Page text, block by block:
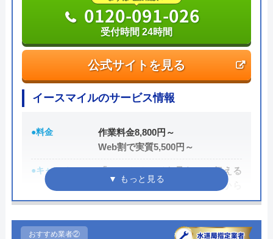
公式サイトを見る
0120-091-026
受付時間 24時間
イースマイルのサービス情報
●料金
作業料金8,800円～
Web割で実質5,500円～
●キャンペーン
「ホームページを見た」と伝える
だけで、WEB割で作業料金から
3,000円割引！
●駆けつけ時間 最短20分
おすすめ業者②